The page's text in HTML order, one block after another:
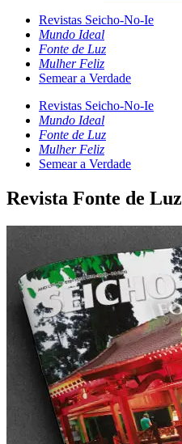
Revistas Seicho-No-Ie
Mundo Ideal
Fonte de Luz
Mulher Feliz
Semear a Verdade
Revistas Seicho-No-Ie
Mundo Ideal
Fonte de Luz
Mulher Feliz
Semear a Verdade
Revista Fonte de